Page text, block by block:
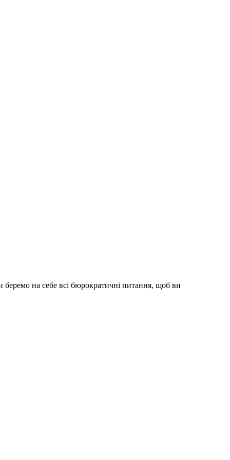
на себе всі бюрократичні питання, щоб ви